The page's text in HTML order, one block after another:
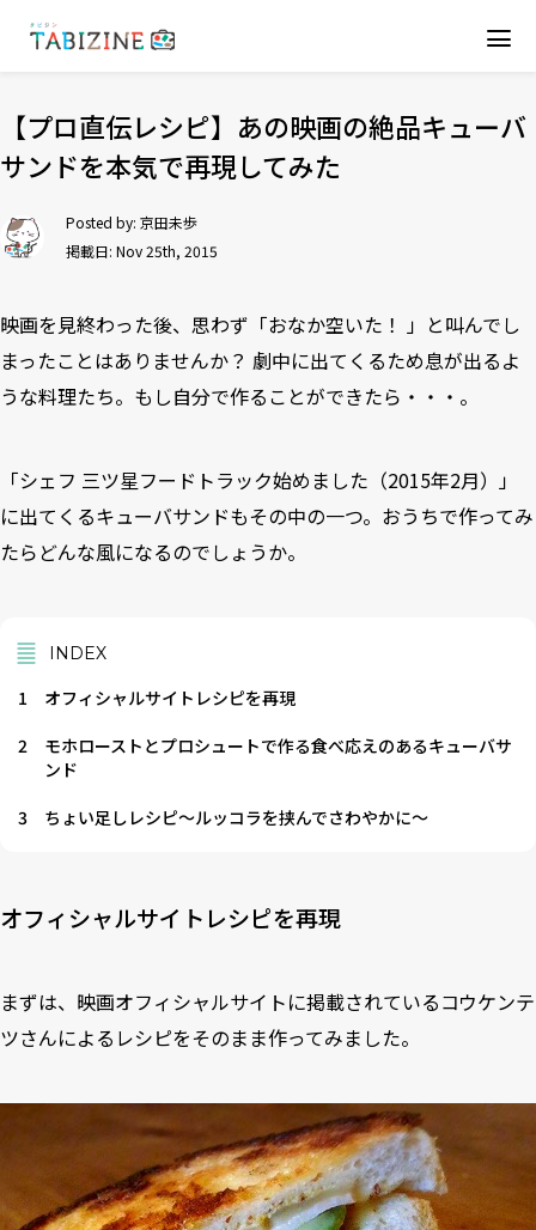
【プロ直伝レシピ】あの映画の絶品キューバ
サンドを本気で再現してみた
Posted by: 京田未歩
掲載日: Nov 25th, 2015
映画を見終わった後、思わず「おなか空いた！ 」と叫んでし
まったことはありませんか？ 劇中に出てくるため息が出るよ
うな料理たち。もし自分で作ることができたら・・・。
「シェフ 三ツ星フードトラック始めました （2015年2月）」
に出てくるキューバサンドもその中の一つ。おうちで作ってみ
たらどんな風になるのでしょうか。
INDEX
1
オフィシャルサイトレシピを再現
2
モホローストとプロシュートで作る食べ応えのあるキューバサ
ンド
3
ちょい足しレシピ〜ルッコラを挟んでさわやかに〜
オフィシャルサイトレシピを再現
まずは、映画オフィシャルサイトに掲載されているコウケンテ
ツさんによるレシピをそのまま作ってみました。